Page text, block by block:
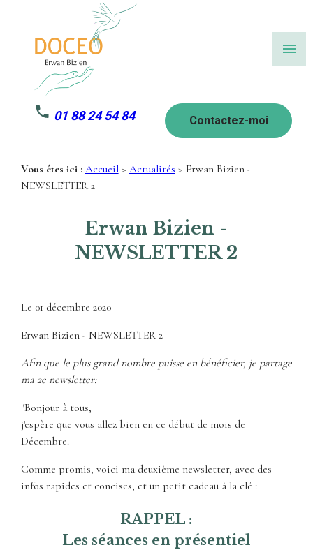
menu
01 88 24 54 84 Contactez-moi
Vous êtes ici : Accueil> Actualités > Erwan Bizien -
NEWSLETTER 2
Erwan Bizien -
NEWSLETTER 2
Le 01 décembre 2020
Erwan Bizien - NEWSLETTER 2
Afin que le plus grand nombre puisse en bénéficier, je partage
ma 2e newsletter:
"Bonjour à tous,
j'espère que vous allez bien en ce début de mois de
Décembre.
Comme promis, voici ma deuxième newsletter, avec des
infos rapides et concises, et un petit cadeau à la clé :
RAPPEL :
Les séances en présentiel
Panneau de gestion des cookies